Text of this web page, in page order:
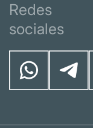
Redes
sociales